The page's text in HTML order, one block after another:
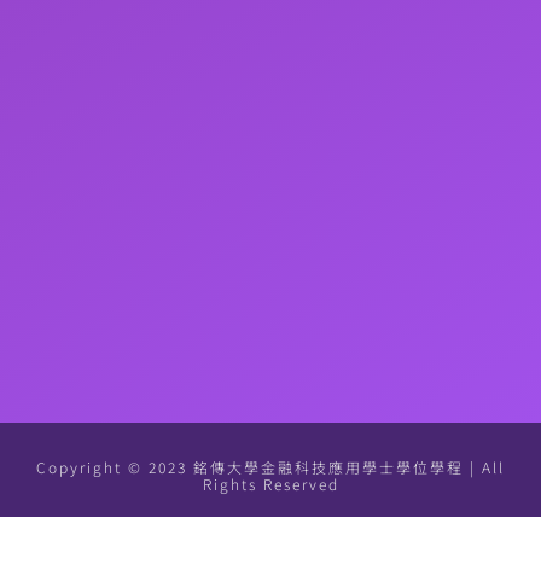
Copyright © 2023 銘傳大學金融科技應用學士學位學程 | All
Rights Reserved